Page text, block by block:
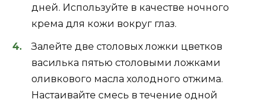
дней. Используйте в качестве ночного
крема для кожи вокруг глаз.
Залейте две столовых ложки цветков
василька пятью столовыми ложками
оливкового масла холодного отжима.
Настаивайте смесь в течение одной